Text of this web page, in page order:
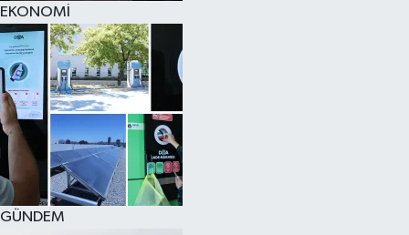
EKONOMİ
GÜNDEM
SPOR
KÜLTÜR SANAT
FRAGMANLAR